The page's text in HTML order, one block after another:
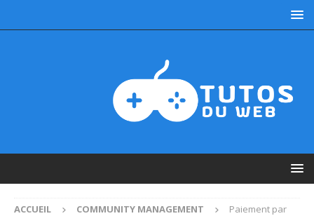
ACCUEIL COMMUNITY MANAGEMENT
Paiement par